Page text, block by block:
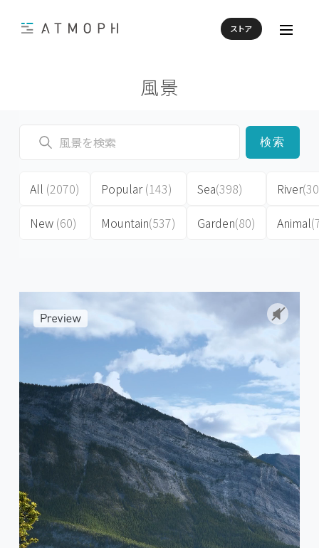
ストア
風景
検索
All (2070)
New (60)
Popular(143)
Mountain(537)
Sea(398)
Garden(80)
River
Animal